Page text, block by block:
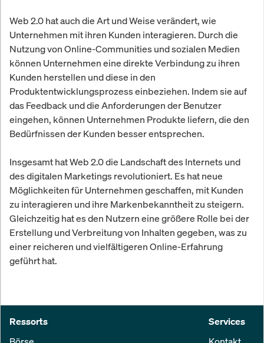
Web 2.0 hat auch die Art und Weise verändert, wie
Unternehmen mit ihren Kunden interagieren. Durch die
Nutzung von Online-Communities und sozialen Medien
können Unternehmen eine direkte Verbindung zu ihren
Kunden herstellen und diese in den
Produktentwicklungsprozess einbeziehen. Indem sie auf
das Feedback und die Anforderungen der Benutzer
eingehen, können Unternehmen Produkte liefern, die den
Bedürfnissen der Kunden besser entsprechen.
Insgesamt hat Web 2.0 die Landschaft des Internets und
des digitalen Marketings revolutioniert. Es hat neue
Möglichkeiten für Unternehmen geschaffen, mit Kunden
zu interagieren und ihre Markenbekanntheit zu steigern.
Gleichzeitig hat es den Nutzern eine größere Rolle bei der
Erstellung und Verbreitung von Inhalten gegeben, was zu
einer reicheren und vielfältigeren Online-Erfahrung
geführt hat.
Ressorts Services